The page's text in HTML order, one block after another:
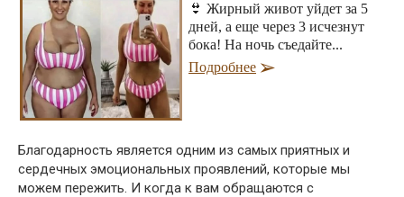
👙 Жирный живот уйдет за 5
дней, а еще через 3 исчезнут
бока! На ночь съедайте...
Подробнее
Благодарность является одним из самых приятных и
сердечных эмоциональных проявлений, которые мы
можем пережить. И когда к вам обращаются с